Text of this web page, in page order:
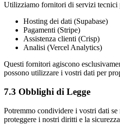
Utilizziamo fornitori di servizi tecnici
Hosting dei dati (Supabase)
Pagamenti (Stripe)
Assistenza clienti (Crisp)
Analisi (Vercel Analytics)
Questi fornitori agiscono
possono utilizzare i vostri dati per
7.3 Obblighi di Legge
Potremmo condividere i vostri dati
proteggere i nostri diritti e la